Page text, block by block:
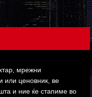
мрежни
или ценовник, ве
и ние ќе стапиме во